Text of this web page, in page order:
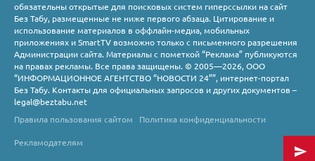
обязательны открытые для поисковых систем гиперссылки на сайт
Без Табу, размещенные не ниже первого абзаца. Цитирование и
использование материалов в оффлайн-медиа, мобильных
приложениях и SmartTV возможно только с письменного разрешения
Администрации сайта. Материалы с пометкой “Реклама” публикуются
на правах рекламы. Все права защищены. © 2005—2026, ООО
“ИНФОРМАЦИОННОЕ АГЕНТСТВО “НОВОСТИ 24””, интернет-портал
Без Табу. Контакты для официальных запросов и других документов –
legal@beztabu.net
Правила пользования сайтом
Политика конфиденциальности
Рекламодателям